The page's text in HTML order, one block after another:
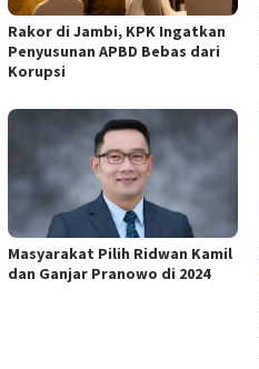
Rakor di Jambi, KPK Ingatkan
Penyusunan APBD Bebas dari
Korupsi
Masyarakat Pilih Ridwan Kamil
dan Ganjar Pranowo di 2024